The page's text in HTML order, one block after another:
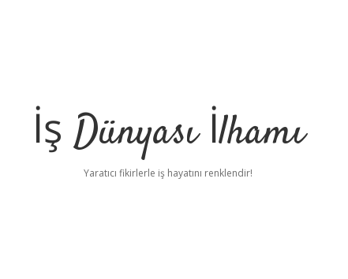
İş Dünyası İlhamı
Yaratıcı fikirlerle iş hayatını renklendir!